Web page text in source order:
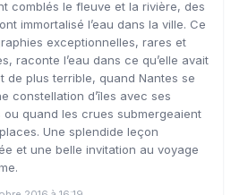
comblés le fleuve et la rivière, des
immortalisé l’eau dans la ville. Ce
exceptionnelles, rares et
raconte l’eau dans ce qu’elle avait
de plus terrible, quand Nantes se
constellation d’îles avec ses
ou quand les crues submergeaient
Une splendide leçon
et une belle invitation au voyage